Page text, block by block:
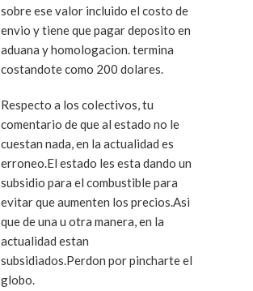
sobre ese valor incluido el costo de
envio y tiene que pagar deposito en
aduana y homologacion. termina
costandote como 200 dolares.
Respecto a los colectivos, tu
comentario de que al estado no le
cuestan nada, en la actualidad es
erroneo.El estado les esta dando un
subsidio para el combustible para
evitar que aumenten los precios.Asi
que de una u otra manera, en la
actualidad estan
subsidiados.Perdon por pincharte el
globo.